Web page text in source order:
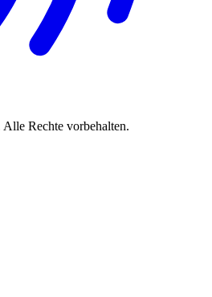
Rechte vorbehalten.